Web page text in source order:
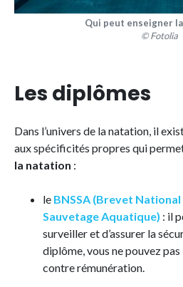
Qui peut enseigner
© Fotolia
Les diplômes
Dans l’univers de la natation, il
aux spécificités propres qui
la natation :
le BNSSA (Brevet
Sauvetage Aquatique) : il
surveiller et d’assurer la
diplôme, vous ne pouvez pas
contre rémunération.